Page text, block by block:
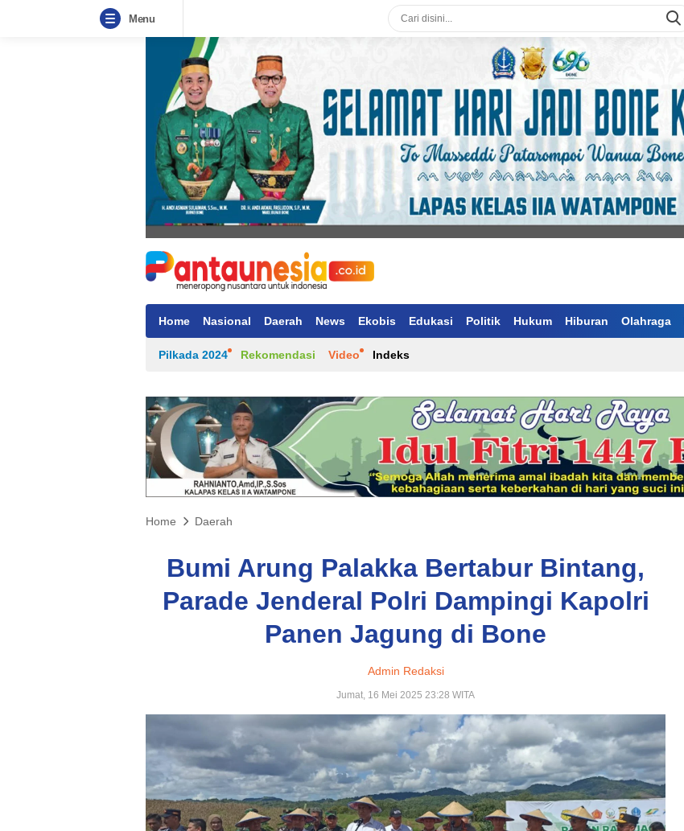
Menu
Home Nasional Daerah News Ekobis Edukasi Politik Hukum Hiburan Olahraga
Pilkada 2024 Rekomendasi Video Indeks
Home Daerah
Bumi Arung Palakka Bertabur Bintang,
Parade Jenderal Polri Dampingi Kapolri
Panen Jagung di Bone
Admin Redaksi
Jumat, 16 Mei 2025 23:28 WITA